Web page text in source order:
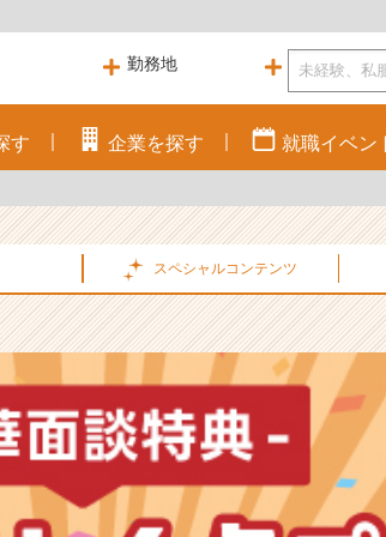
す 企業を探す 就職イベン
スペシャルコンテンツ